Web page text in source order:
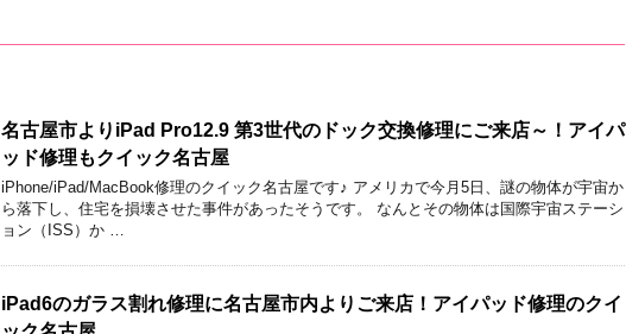
名古屋市よりiPad Pro12.9 第3世代のドック交換修理にご来店～！アイパ
ッド修理もクイック名古屋
iPhone/iPad/MacBook修理のクイック名古屋です♪ アメリカで今月5日、謎の物体が宇宙か
ら落下し、住宅を損壊させた事件があったそうです。 なんとその物体は国際宇宙ステーシ
ョン（ISS）か …
iPad6のガラス割れ修理に名古屋市内よりご来店！アイパッド修理のクイ